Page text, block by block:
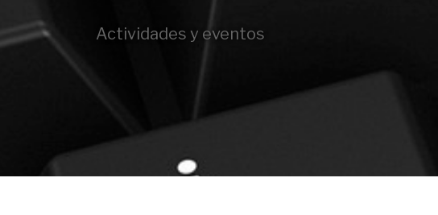
Actividades y eventos